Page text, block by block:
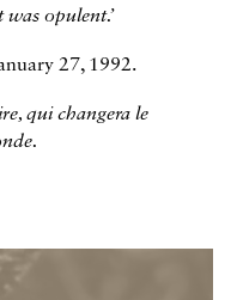
opulent.’
27, 1992.
qui changera le